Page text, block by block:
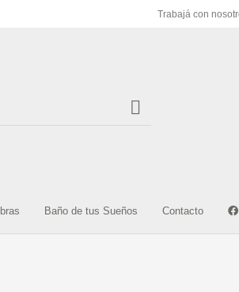
Trabajá con
Baño de tus Sueños Contacto
Y
PASTINAS
PIEDRAS NATURALES
MARMOL GRANI